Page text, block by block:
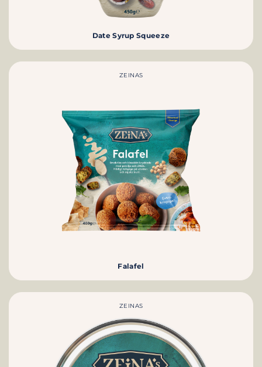
Date Syrup Squeeze
ZEINAS
Falafel
ZEINAS